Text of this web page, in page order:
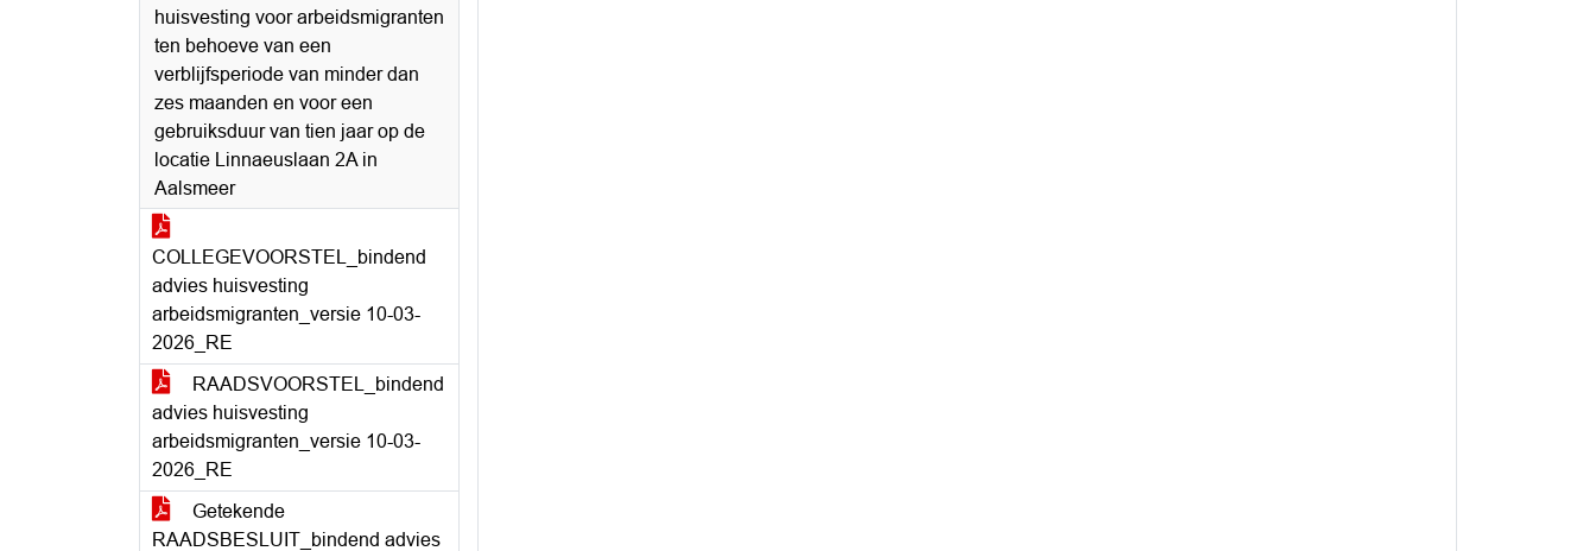
huisvesting voor arbeidsmigranten
ten behoeve van een
verblijfsperiode van minder dan
zes maanden en voor een
gebruiksduur van tien jaar op de
locatie Linnaeuslaan 2A in
Aalsmeer
COLLEGEVOORSTEL_bindend
advies huisvesting
arbeidsmigranten_versie 10-03-
2026_RE
RAADSVOORSTEL_bindend
advies huisvesting
arbeidsmigranten_versie 10-03-
2026_RE
Getekende
RAADSBESLUIT_bindend advies